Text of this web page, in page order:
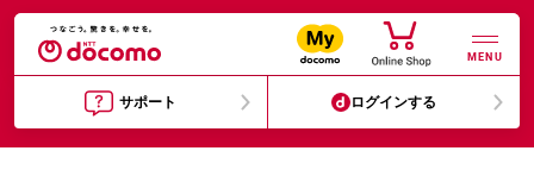
MENU
サポート ログインする